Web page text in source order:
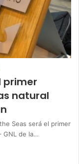
primer
natural
Seas será el primer
GNL de la…